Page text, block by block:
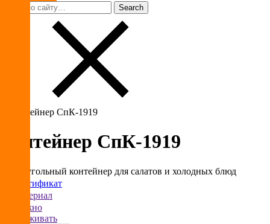
Контейнер СпК-1919
Прямоугольный контейнер для салатов и холодных блюд
Сертификат
Материал
Можно
замораживать